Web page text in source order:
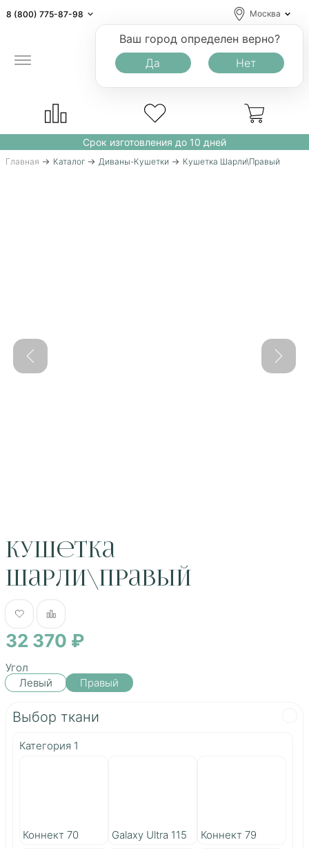
Москва
Ваш город определен верно?
Да
Нет
8 (800) 775-87-98
Срок изготовления до 10 дней
Главная Каталог Диваны-Кушетки Кушетка Шарли\Правый
Кушетка
Шарли\Правый
32 370 ₽
Угол
Левый
Правый
Выбор ткани
Категория 1
Коннект 70 Galaxy Ultra 115 Коннект 79